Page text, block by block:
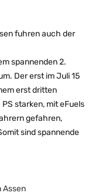
fuhren auch der
spannenden 2.
Der erst im Juli 15
erst dritten
starken, mit eFuels
gefahren,
sind spannende
Assen